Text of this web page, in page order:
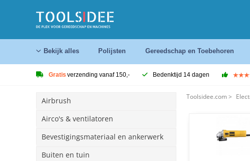
Bekijk alles Polijsten Gereedschap en Toebehoren
Gratis verzending vanaf 150,- Bedenktijd 14 dagen
Airbrush
Airco's & ventilatoren
Bevestigingsmateriaal en ankerwerk
Buiten en tuin
Toolsidee.com >